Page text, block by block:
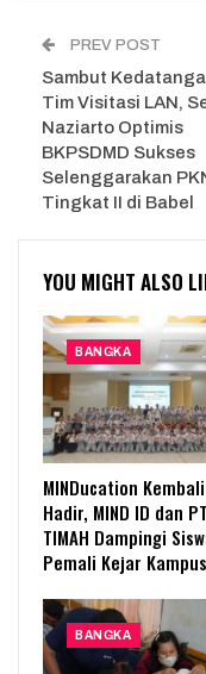
PREV POST
Sambut
Tim Visitasi LAN,
Naziarto Optimis
BKPSDMD Sukses
Selenggarakan
Tingkat II di Babel
YOU MIGHT ALSO
BANGKA
MINDucation Kembali
Hadir, MIND ID dan PT
TIMAH Dampingi
Pemali Kejar
BANGKA